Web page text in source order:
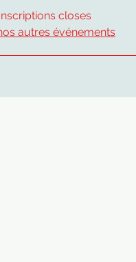
closes
autres événements